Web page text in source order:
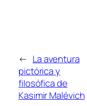
← La aventura
pictórica y
filosófica de
Kasimir Malévich